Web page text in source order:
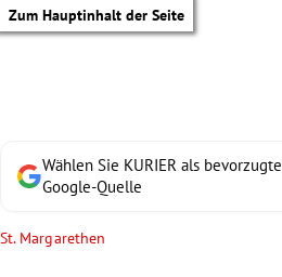
Zum Hauptinhalt der Seite
Wählen Sie KURIER als bevorzugte
Google-Quelle
St. Margarethen